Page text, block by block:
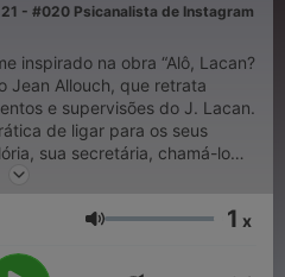
21 - #020 Psicanalista de Instagram
inspirado na obra “Alô, Lacan?
Jean Allouch, que retrata
e supervisões do J. Lacan.
de ligar para os seus
sua secretária, chamá-lo
mais pra um
Volumen 1 x